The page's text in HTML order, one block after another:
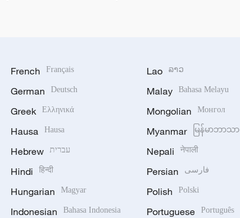
French Français
German Deutsch
Greek Ελληνικά
Hausa Hausa
Hebrew עברית
Hindi हिन्दी
Hungarian Magyar
Indonesian Bahasa Indonesia
Lao ລາວ
Malay Bahasa Melayu
Mongolian Монгол
Myanmar မြန်မာဘာသာ
Nepali नेपाली
Persian فارسی
Polish Polski
Portuguese Português